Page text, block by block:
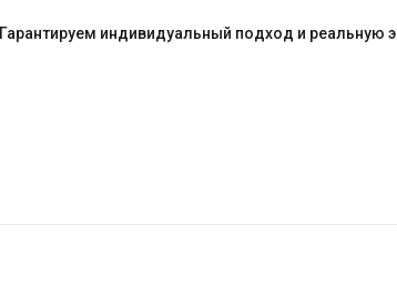
Гарантируем индивидуальный подход и реальную